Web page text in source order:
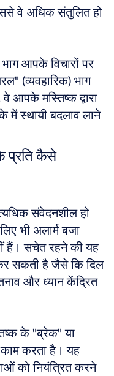
वे अधिक संतुलित हो
भाग आपके विचारों पर
(व्यवहारिक) भाग
आपके मस्तिष्क द्वारा
स्थायी बदलाव लाने
प्रति कैसे
संवेदनशील हो
भी अलार्म बजा
हैं। सचेत रहने की यह
कर सकती है जैसे कि दिल
और ध्यान केंद्रित
के "ब्रेक" या
करता है। यह
को नियंत्रित करने